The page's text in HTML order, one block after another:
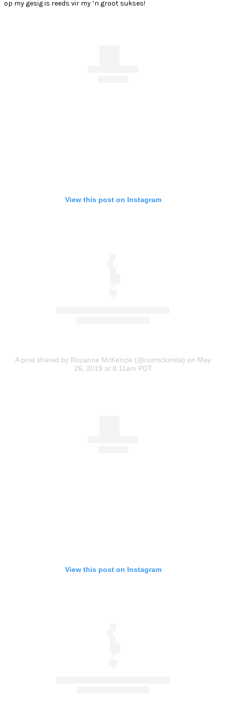
op my gesig is reeds vir my ’n groot sukses!
View this post on Instagram
A post shared by Rozanne McKenzie (@rozmckinsta) on May
26, 2019 at 8:11am PDT
View this post on Instagram